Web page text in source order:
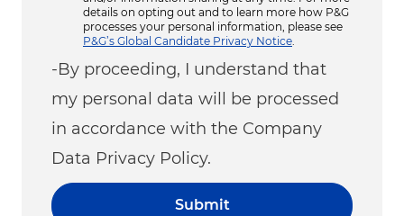
details on opting out and to learn more how P&G
processes your personal information, please see
P&G’s Global Candidate Privacy Notice
-By proceeding, I understand that
my personal data will be processed
in accordance with the Company
Data Privacy Policy.
Submit